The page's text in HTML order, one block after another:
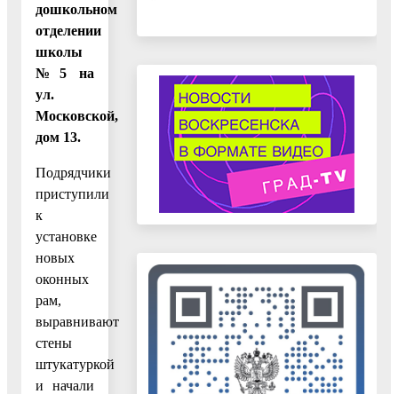
дошкольном
отделении
школы
№5 на
ул.
Московской,
дом 13.
Подрядчики
приступили
к
установке
новых
оконных
рам,
выравнивают
стены
штукатуркой
и начали